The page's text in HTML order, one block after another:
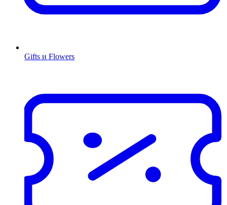
Gifts и Flowers